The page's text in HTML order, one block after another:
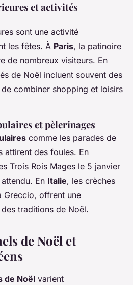
et activités
sont une activité
les fêtes. À Paris, la patinoire
de nombreux visiteurs. En
de Noël incluent souvent des
combiner shopping et loisirs
et pèlerinages
comme les parades de
attirent des foules. En
Trois Rois Mages le 5 janvier
En Italie, les crèches
Greccio, offrent une
traditions de Noël.
de Noël et
de Noël varient